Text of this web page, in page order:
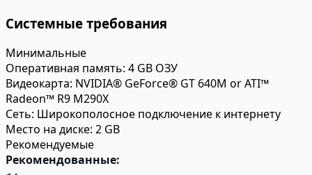
Системные требования
Минимальные
Оперативная память: 4 GB ОЗУ
Видеокарта: NVIDIA® GeForce® GT 640M or ATI™
Radeon™ R9 M290X
Сеть: Широкополосное подключение к интернету
Место на диске: 2 GB
Рекомендуемые
Рекомендованные: